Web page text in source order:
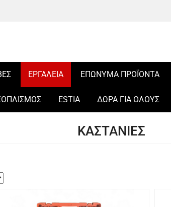
ΕΡΓΑΛΕΙΑ ΕΠΩΝΥΜΑ ΠΡΟΪΟΝΤΑ
ESTIA ΔΩΡΑ ΓΙΑ ΟΛΟΥΣ
ΚΑΣΤΑΝΙΕΣ